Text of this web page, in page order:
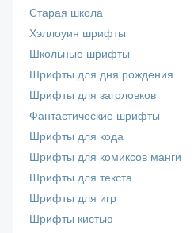
Старая школа
Хэллоуин шрифты
Школьные шрифты
Шрифты для дня рождения
Шрифты для заголовков
Фантастические шрифты
Шрифты для кода
Шрифты для комиксов манги
Шрифты для текста
Шрифты для игр
Шрифты кистью